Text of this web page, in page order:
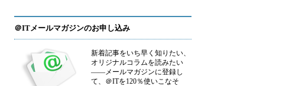
＠ITメールマガジンのお申し込み
新着記事をいち早く知りたい、
オリジナルコラムを読みたい
――メールマガジンに登録し
て、＠ITを120％使いこなそ